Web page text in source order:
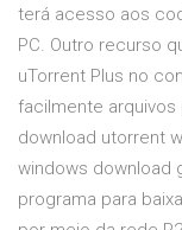
terá acesso aos
PC. Outro recurso
uTorrent Plus no
facilmente
download utorrent
windows download
programa para